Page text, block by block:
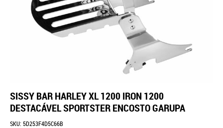
SISSY BAR HARLEY XL 1200 IRON 1200
DESTACÁVEL SPORTSTER ENCOSTO GARUPA
SKU: 5D253F4D5C66B